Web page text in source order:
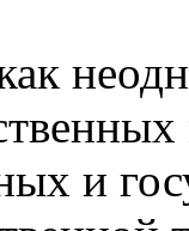
и